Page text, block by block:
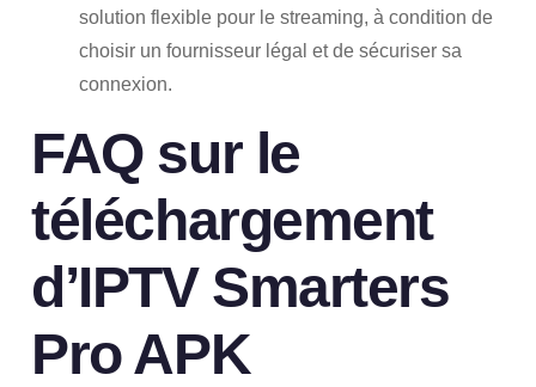
solution flexible pour le streaming, à condition de
choisir un fournisseur légal et de sécuriser sa
connexion.
FAQ sur le
téléchargement
d’IPTV Smarters
Pro APK